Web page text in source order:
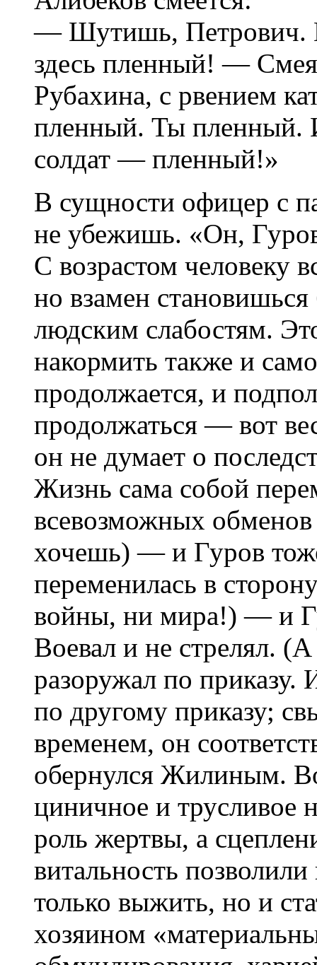
— Шутишь, Петрович.
здесь пленный! —
Рубахина, с рвением
пленный. Ты пленный.
солдат — пленный!»
В сущности офицер с
не убежишь. «Он,
С возрастом человеку
но взамен становишься
людским слабостям.
накормить также и
продолжается, и
продолжаться — вот
он не думает о
Жизнь сама собой
всевозможных
хочешь) — и Гуров
переменилась в
войны, ни мира!) — и
Воевал и не стрелял.
разоружал по приказу.
по другому приказу;
временем, он
обернулся Жилиным.
циничное и трусливое
роль жертвы, а
витальность
только выжить, но и
хозяином